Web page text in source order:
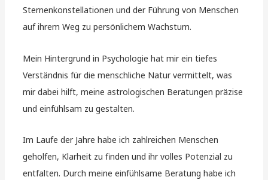
Sternenkonstellationen und der Führung von Menschen
auf ihrem Weg zu persönlichem Wachstum.
Mein Hintergrund in Psychologie hat mir ein tiefes
Verständnis für die menschliche Natur vermittelt, was
mir dabei hilft, meine astrologischen Beratungen präzise
und einfühlsam zu gestalten.
Im Laufe der Jahre habe ich zahlreichen Menschen
geholfen, Klarheit zu finden und ihr volles Potenzial zu
entfalten. Durch meine einfühlsame Beratung habe ich